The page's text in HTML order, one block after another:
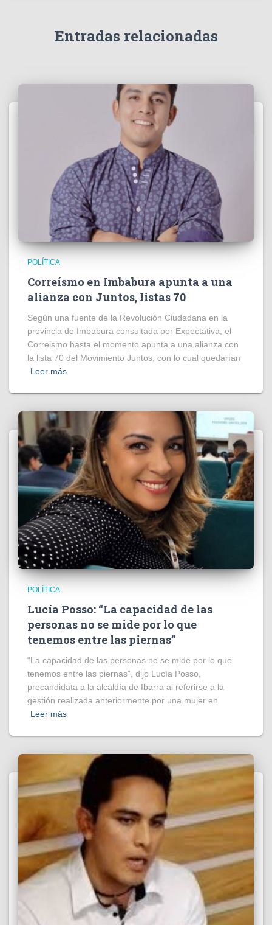
Entradas relacionadas
POLÍTICA
Correísmo en Imbabura apunta a una
alianza con Juntos, listas 70
Según una fuente de la Revolución Ciudadana en la
provincia de Imbabura consultada por Expectativa, el
Correismo hasta el momento apunta a una alianza con
la lista 70 del Movimiento Juntos, con lo cual quedarían
Leer más
POLÍTICA
Lucía Posso: “La capacidad de las
personas no se mide por lo que
tenemos entre las piernas”
“La capacidad de las personas no se mide por lo que
tenemos entre las piernas”, dijo Lucía Posso,
precandidata a la alcaldía de Ibarra al referirse a la
gestión realizada anteriormente por una mujer en
Leer más